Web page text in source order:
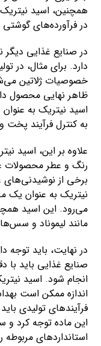
همچنین، اسید
در فرآورده‌های
در صنایع غذایی دیگر
دارد. برای مثال، در
خصوصیات ژلاتین
ظاهر نهایی محصول
اسید نیتریک به
به کنترل فرآیند
علاوه بر این، اسید
رنگ و عطر محصولات
برخی از نوشیدنی‌های
نیتریک به عنوان یک
می‌رود. این اسید
مانند لیموناد و
در نهایت، باید توجه
صنایع غذایی باید با
انجام شود. اسید
اندازه ممکن است
فرآیندهای تولیدی
این ماده توجه کرد و
استانداردهای مربوطه